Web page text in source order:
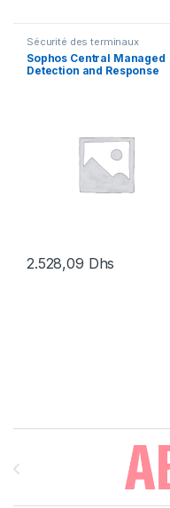
Sécurité des terminaux
Sophos Central Managed
Detection and Response
2.528,09 Dhs
Brands Carousel